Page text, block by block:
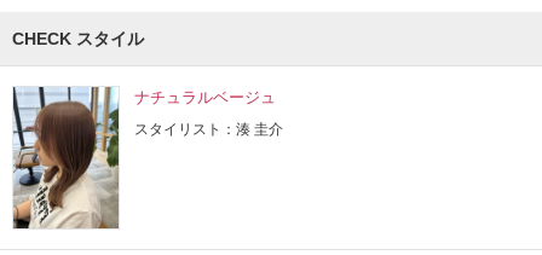
CHECK スタイル
ナチュラルベージュ
スタイリスト：湊 圭介